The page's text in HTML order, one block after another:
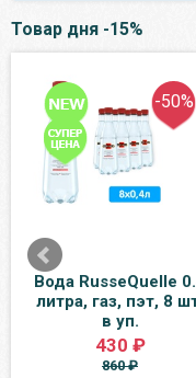
Товар дня -15%
-50%
Вода RusseQuelle
литра, газ, пэт, 8
в уп.
430 ₽
860 ₽